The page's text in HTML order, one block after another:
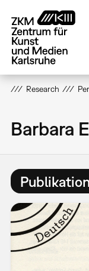
zum
Inhalt
Research
Barbara